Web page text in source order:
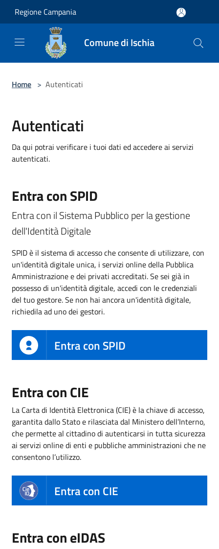
Regione Campania
Comune di Ischia
Home > Autenticati
Autenticati
Da qui potrai verificare i tuoi dati ed accedere ai servizi
autenticati.
Entra con SPID
Entra con il Sistema Pubblico per la gestione
dell'Identità Digitale
SPID è il sistema di accesso che consente di utilizzare, con
un'identità digitale unica, i servizi online della Pubblica
Amministrazione e dei privati accreditati. Se sei già in
possesso di un'identità digitale, accedi con le credenziali
del tuo gestore. Se non hai ancora un'identità digitale,
richiedila ad uno dei gestori.
Entra con SPID
Entra con CIE
La Carta di Identità Elettronica (CIE) è la chiave di accesso,
garantita dallo Stato e rilasciata dal Ministero dell’Interno,
che permette al cittadino di autenticarsi in tutta sicurezza
ai servizi online di enti e pubbliche amministrazioni che ne
consentono l’utilizzo.
Entra con CIE
Entra con eIDAS